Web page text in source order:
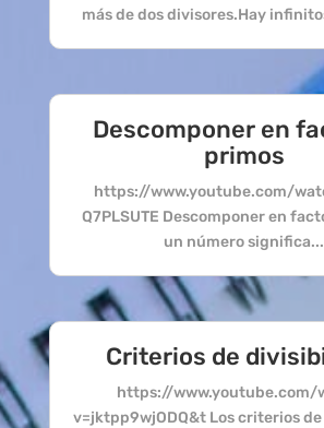
más de dos divisores.Hay
Descomponer en
primos
https://www.youtube.com/
Q7PLSUTE Descomponer en
un número significa...
Criterios de
https://www.youtube.com/
v=jktpp9wjODQ&t Los criterios